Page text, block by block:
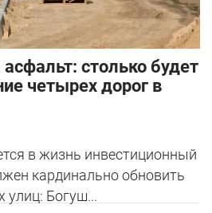
столько будет
четырех дорог в
в жизнь инвестиционный
кардинально обновить
улиц: Богуш...